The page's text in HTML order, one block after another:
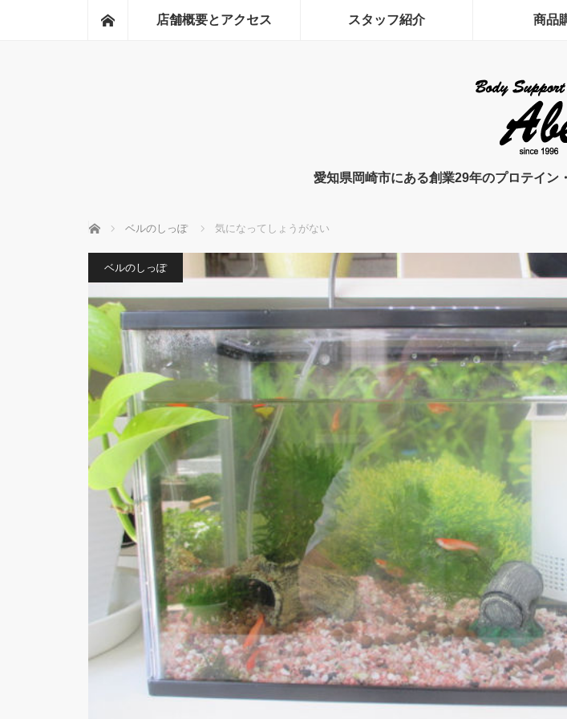
ホーム店舗概要とアクセス スタッフ紹介 商品
愛知県岡崎市にある創業29年のプロテイン
ホーム ベルのしっぽ 気になってしょうがない
ベルのしっぽ